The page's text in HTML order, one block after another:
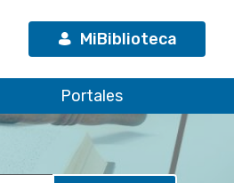
MiBiblioteca
Portales